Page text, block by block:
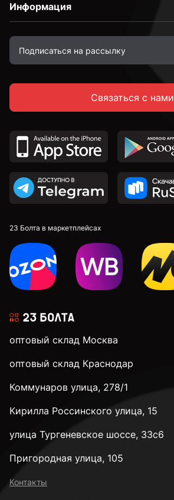
Информация
Связаться с нами
23 Болта в маркетплейсах
оптовый склад Москва
оптовый склад Краснодар
Коммунаров улица, 278/1
Кирилла Россинского улица, 15
улица Тургеневское шоссе, 33с6
Пригородная улица, 105
Контакты